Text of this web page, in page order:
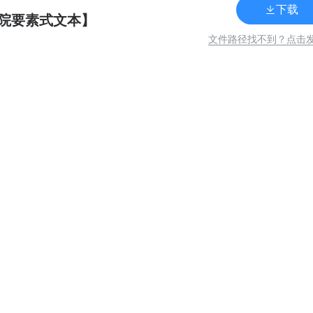
要素式文本】
下载
文件路径找不到？点击